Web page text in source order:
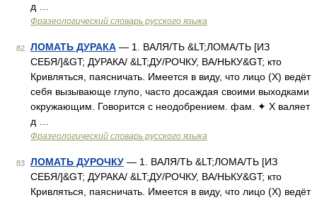
д …
Фразеологический словарь русского языка
82 ЛОМАТЬ ДУРАКА — 1. ВАЛЯ/ТЬ &LT;ЛОМА/ТЬ [ИЗ
СЕБЯ/]&GT; ДУРАКА/ &LT;ДУ/РОЧКУ, ВА/НЬКУ&GT; кто
Кривляться, паясничать. Имеется в виду, что лицо (Х) ведёт
себя вызывающе глупо, часто досаждая своими выходками
окружающим. Говорится с неодобрением. фам. ✦ Х валяет
д …
Фразеологический словарь русского языка
83 ЛОМАТЬ ДУРОЧКУ — 1. ВАЛЯ/ТЬ &LT;ЛОМА/ТЬ [ИЗ
СЕБЯ/]&GT; ДУРАКА/ &LT;ДУ/РОЧКУ, ВА/НЬКУ&GT; кто
Кривляться, паясничать. Имеется в виду, что лицо (Х) ведёт